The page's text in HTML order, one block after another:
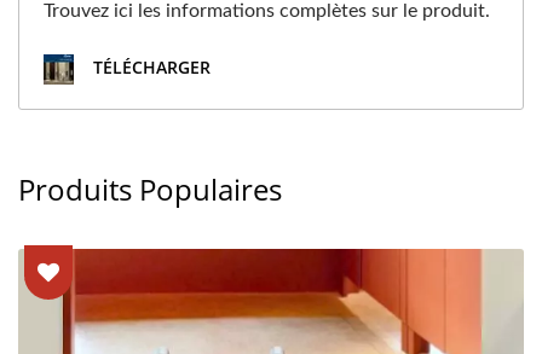
Trouvez ici les informations complètes sur le produit.
TÉLÉCHARGER
Produits Populaires